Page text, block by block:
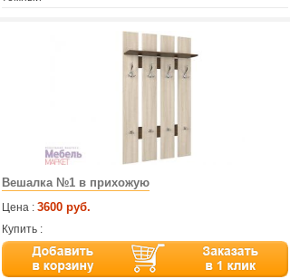
Вешалка №1 в прихожую
Цена : 3600 руб.
Купить :